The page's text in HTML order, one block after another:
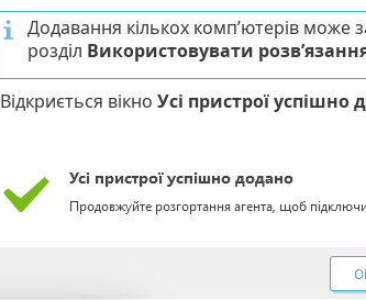
Додавання кількох комп’ютерів може
розділ Використовувати
Відкриється вікно Усі пристрої успішно